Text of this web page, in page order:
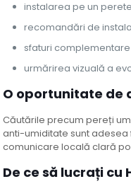
instalarea pe un
recomandări de
sfaturi complementare
urmărirea vizuală a
O oportunitate de
Căutările precum pereți
anti-umiditate sunt
comunicare locală clară
De ce să lucrați cu